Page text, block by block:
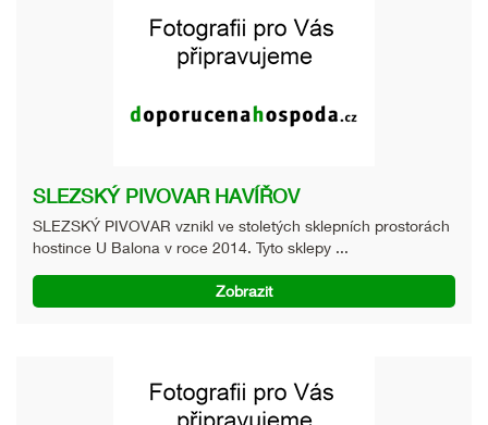
SLEZSKÝ PIVOVAR HAVÍŘOV
SLEZSKÝ PIVOVAR vznikl ve stoletých sklepních prostorách
hostince U Balona v roce 2014. Tyto sklepy ...
Zobrazit